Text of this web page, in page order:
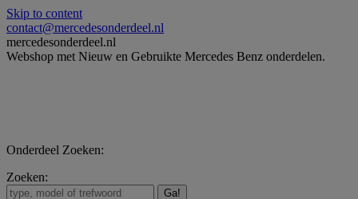
Skip to content
contact@mercedesonderdeel.nl
mercedesonderdeel.nl
Webshop met Nieuw en Gebruikte Mercedes Benz onderdelen.
Onderdeel Zoeken:
Zoeken: